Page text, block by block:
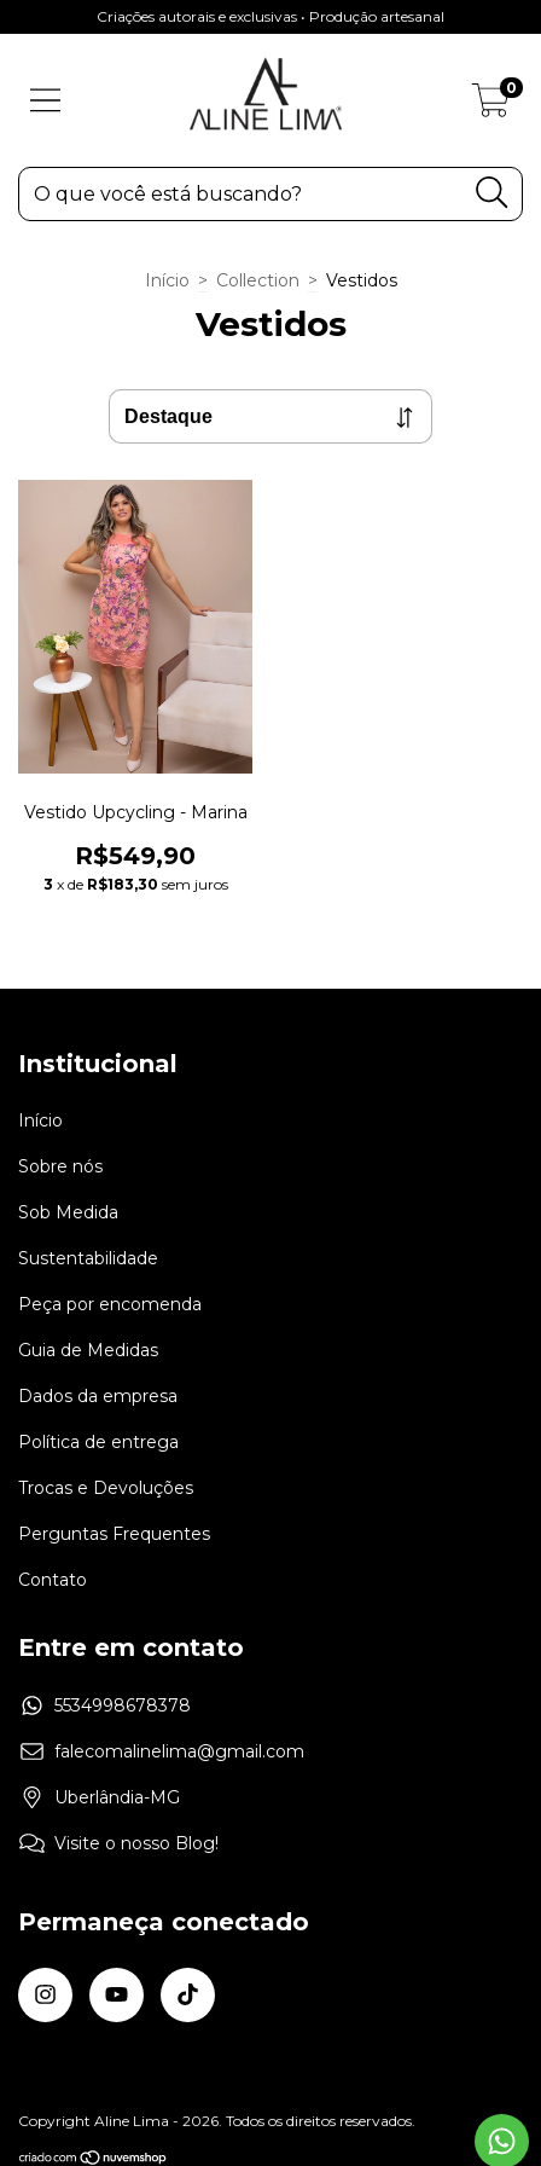
Criações autorais e exclusivas • Produção artesanal
0
Início > Collection > Vestidos
Vestidos
Vestido Upcycling - Marina
R$549,90
3 x de R$183,30 sem juros
Institucional
Início
Sobre nós
Sob Medida
Sustentabilidade
Peça por encomenda
Guia de Medidas
Dados da empresa
Política de entrega
Trocas e Devoluções
Perguntas Frequentes
Contato
Entre em contato
5534998678378
falecomalinelima@gmail.com
Uberlândia-MG
Visite o nosso Blog!
Permaneça conectado
Copyright Aline Lima - 2026. Todos os direitos reservados.